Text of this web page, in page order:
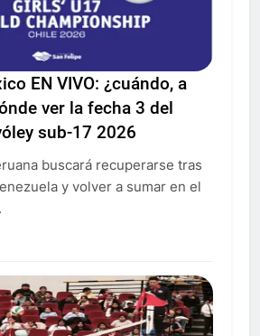
EN VIVO: ¿cuándo, a
ver la fecha 3 del
sub-17 2026
buscará recuperarse tras
y volver a sumar en el